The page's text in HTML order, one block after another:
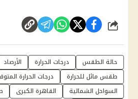
شارك
حالة الطقس درجات الحرارة الأرصاد
طقس مائل للحرارة
درجات الحرارة
السواحل الشمالية
القاهرة الكبرى